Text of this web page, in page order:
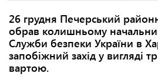
26 грудня Печерський
обрав колишньому
Служби безпеки України в
запобіжний захід у вигляді
вартою.